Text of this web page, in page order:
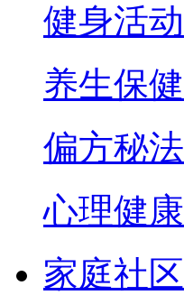
健身活动
养生保健
偏方秘法
心理健康
家庭社区